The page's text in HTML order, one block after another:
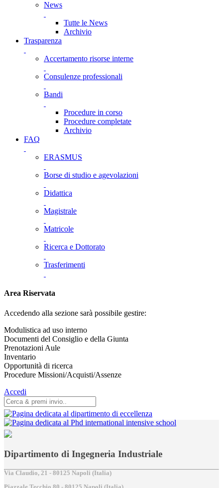
News
Tutte le News
Archivio
Trasparenza
Accertamento risorse interne
Consulenze professionali
Bandi
Procedure in corso
Procedure completate
Archivio
FAQ
ERASMUS
Borse di studio e agevolazioni
Didattica
Magistrale
Matricole
Ricerca e Dottorato
Trasferimenti
Area Riservata
Accedendo alla sezione sarà possibile gestire:
Modulistica ad uso interno
Documenti del Consiglio e della Giunta
Prenotazioni Aule
Inventario
Opportunità di ricerca
Procedure Missioni/Acquisti/Assenze
Accedi
Dipartimento di Ingegneria Industriale
Via Claudio, 21 - 80125 Napoli (Italia)